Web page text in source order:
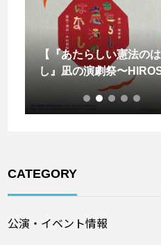
【天辺塔CAMP参加者募
集！！】
CATEGORY
公演・イベント情報